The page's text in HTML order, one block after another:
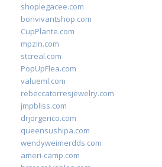
shoplegacee.com
bonvivantshop.com
CupPlante.com
mpzin.com
stcreal.com
PopUpFlea.com
valueml.com
rebeccatorresjewelry.com
jmpbliss.com
drjorgerico.com
queensushipa.com
wendyweimerdds.com
ameri-camp.com